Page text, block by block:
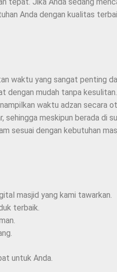
Anda dengan kualitas
waktu yang sangat penting
dengan mudah tanpa
waktu adzan secara
meskipun berada di
sesuai dengan kebutuhan
masjid yang kami tawarkan.
terbaik.
untuk Anda.